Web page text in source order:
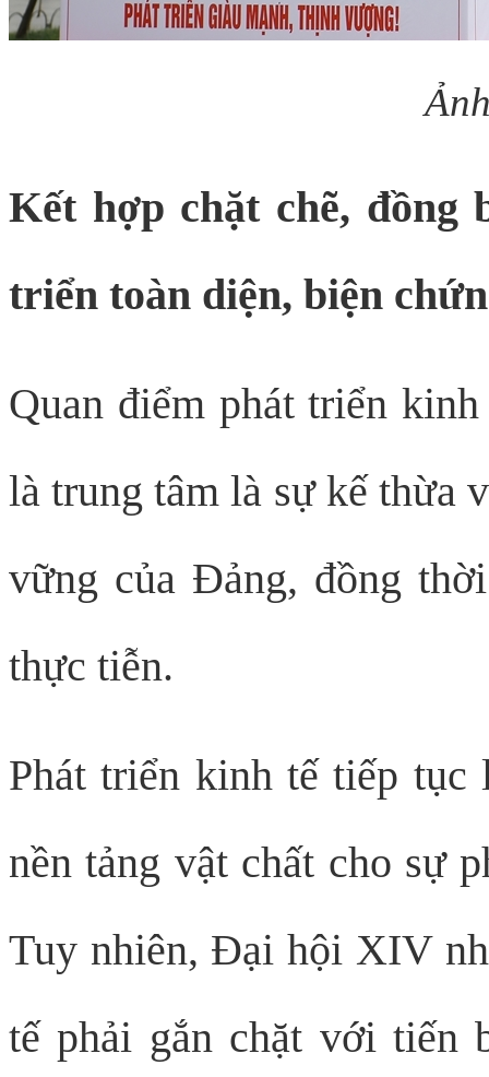
Kết hợp chặt chẽ, đồng
triển toàn diện, biện
Quan điểm phát triển
là trung tâm là sự kế thừa
vững của Đảng, đồng
thực tiễn.
Phát triển kinh tế tiếp tục
nền tảng vật chất cho sự
Tuy nhiên, Đại hội XIV
tế phải gắn chặt với tiến